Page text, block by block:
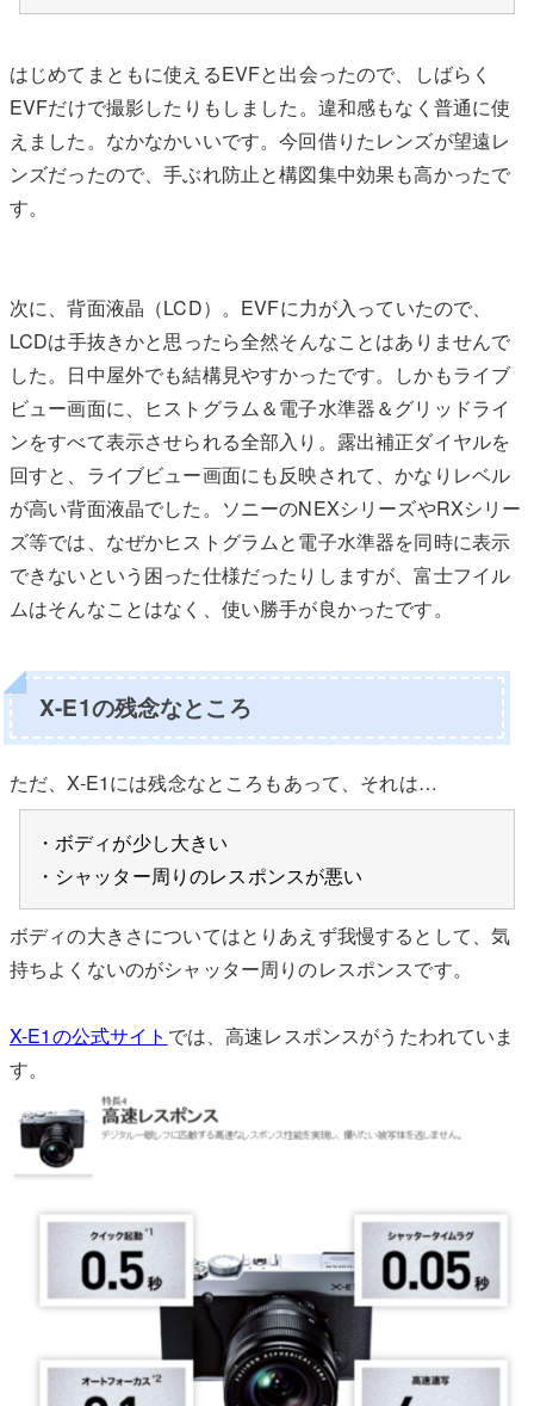
はじめてまともに使えるEVFと出会ったので、しばらく
EVFだけで撮影したりもしました。違和感もなく普通に使
えました。なかなかいいです。今回借りたレンズが望遠レ
ンズだったので、手ぶれ防止と構図集中効果も高かったで
す。
次に、背面液晶（LCD）。EVFに力が入っていたので、
LCDは手抜きかと思ったら全然そんなことはありませんで
した。日中屋外でも結構見やすかったです。しかもライブ
ビュー画面に、ヒストグラム＆電子水準器＆グリッドライ
ンをすべて表示させられる全部入り。露出補正ダイヤルを
回すと、ライブビュー画面にも反映されて、かなりレベル
が高い背面液晶でした。ソニーのNEXシリーズやRXシリー
ズ等では、なぜかヒストグラムと電子水準器を同時に表示
できないという困った仕様だったりしますが、富士フイル
ムはそんなことはなく、使い勝手が良かったです。
X-E1の残念なところ
ただ、X-E1には残念なところもあって、それは…
・ボディが少し大きい
・シャッター周りのレスポンスが悪い
ボディの大きさについてはとりあえず我慢するとして、気
持ちよくないのがシャッター周りのレスポンスです。
X-E1の公式サイト では、高速レスポンスがうたわれていま
す。